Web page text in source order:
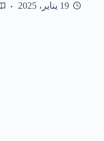
19 يناير، 2025